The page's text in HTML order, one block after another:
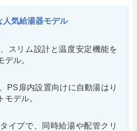
人気給湯器モデル
スリム設計と温度安定機能を
デル。
PS扉内設置向けに自動湯はり
モデル。
イプで、同時給湯や配管クリ